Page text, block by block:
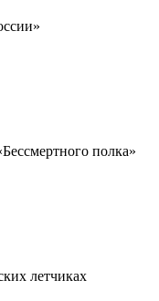
полка»
летчиках